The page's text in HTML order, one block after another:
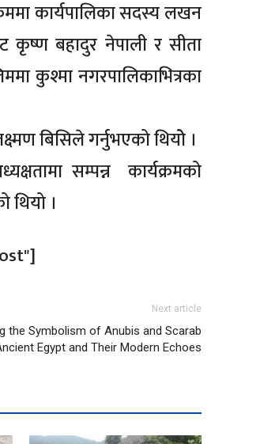
कार्यपालिका सदस्य लखन
कृष्ण बहादुर नेपाली र सीता
कुश्मा नगरपालिकाभित्रका
बिसिले गर्नुभएको थियोे ।
सम्पन्न कार्यक्रमको
।
Next article
the Symbolism of Anubis and Scarab
Egypt and Their Modern Echoes